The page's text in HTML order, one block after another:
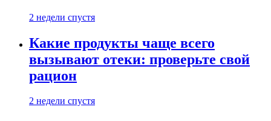
2 недели спустя
Какие продукты чаще всего
вызывают отеки: проверьте свой
рацион
2 недели спустя